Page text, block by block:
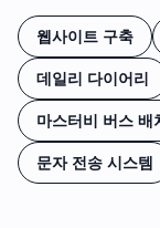
웹사이트 구축
데일리 다이어리
마스터비 버스 배
문자 전송 시스템